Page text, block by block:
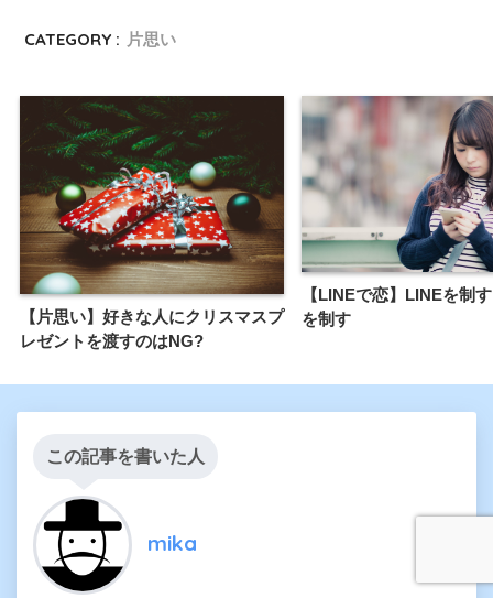
CATEGORY : 片思い
【片思い】好きな人にクリスマスプ
レゼントを渡すのはNG?
【LINEで恋】LINEを制
を制す
この記事を書いた人
mika